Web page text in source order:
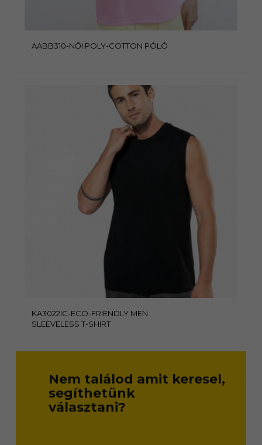
AABB310-NŐI POLY-COTTON PÓLÓ
KA3022IC-ECO-FRIENDLY MEN
SLEEVELESS T-SHIRT
Nem találod amit keresel,
segíthetünk
választani?